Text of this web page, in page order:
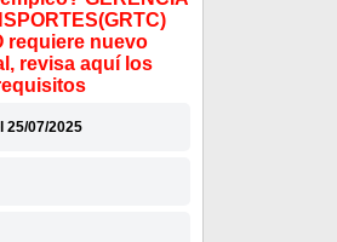
requiere nuevo
revisa aquí los
25/07/2025